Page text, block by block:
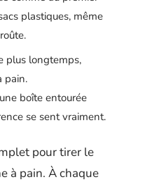
plastiques, même
plus longtemps,
pain.
boîte entourée
se sent vraiment.
pour tirer le
à pain. À chaque